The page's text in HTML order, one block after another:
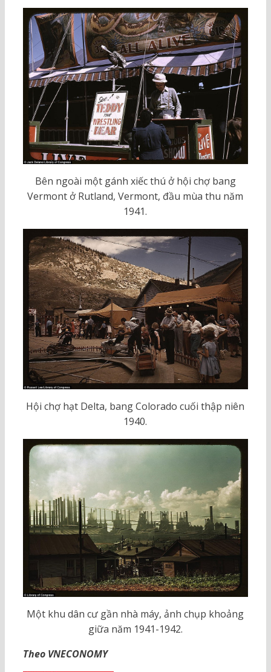
Bên ngoài một gánh xiếc thú ở hội chợ bang
Vermont ở Rutland, Vermont, đầu mùa thu năm
1941.
Hội chợ hạt Delta, bang Colorado cuối thập niên
1940.
Một khu dân cư gần nhà máy, ảnh chụp khoảng
giữa năm 1941-1942.
Theo VNECONOMY